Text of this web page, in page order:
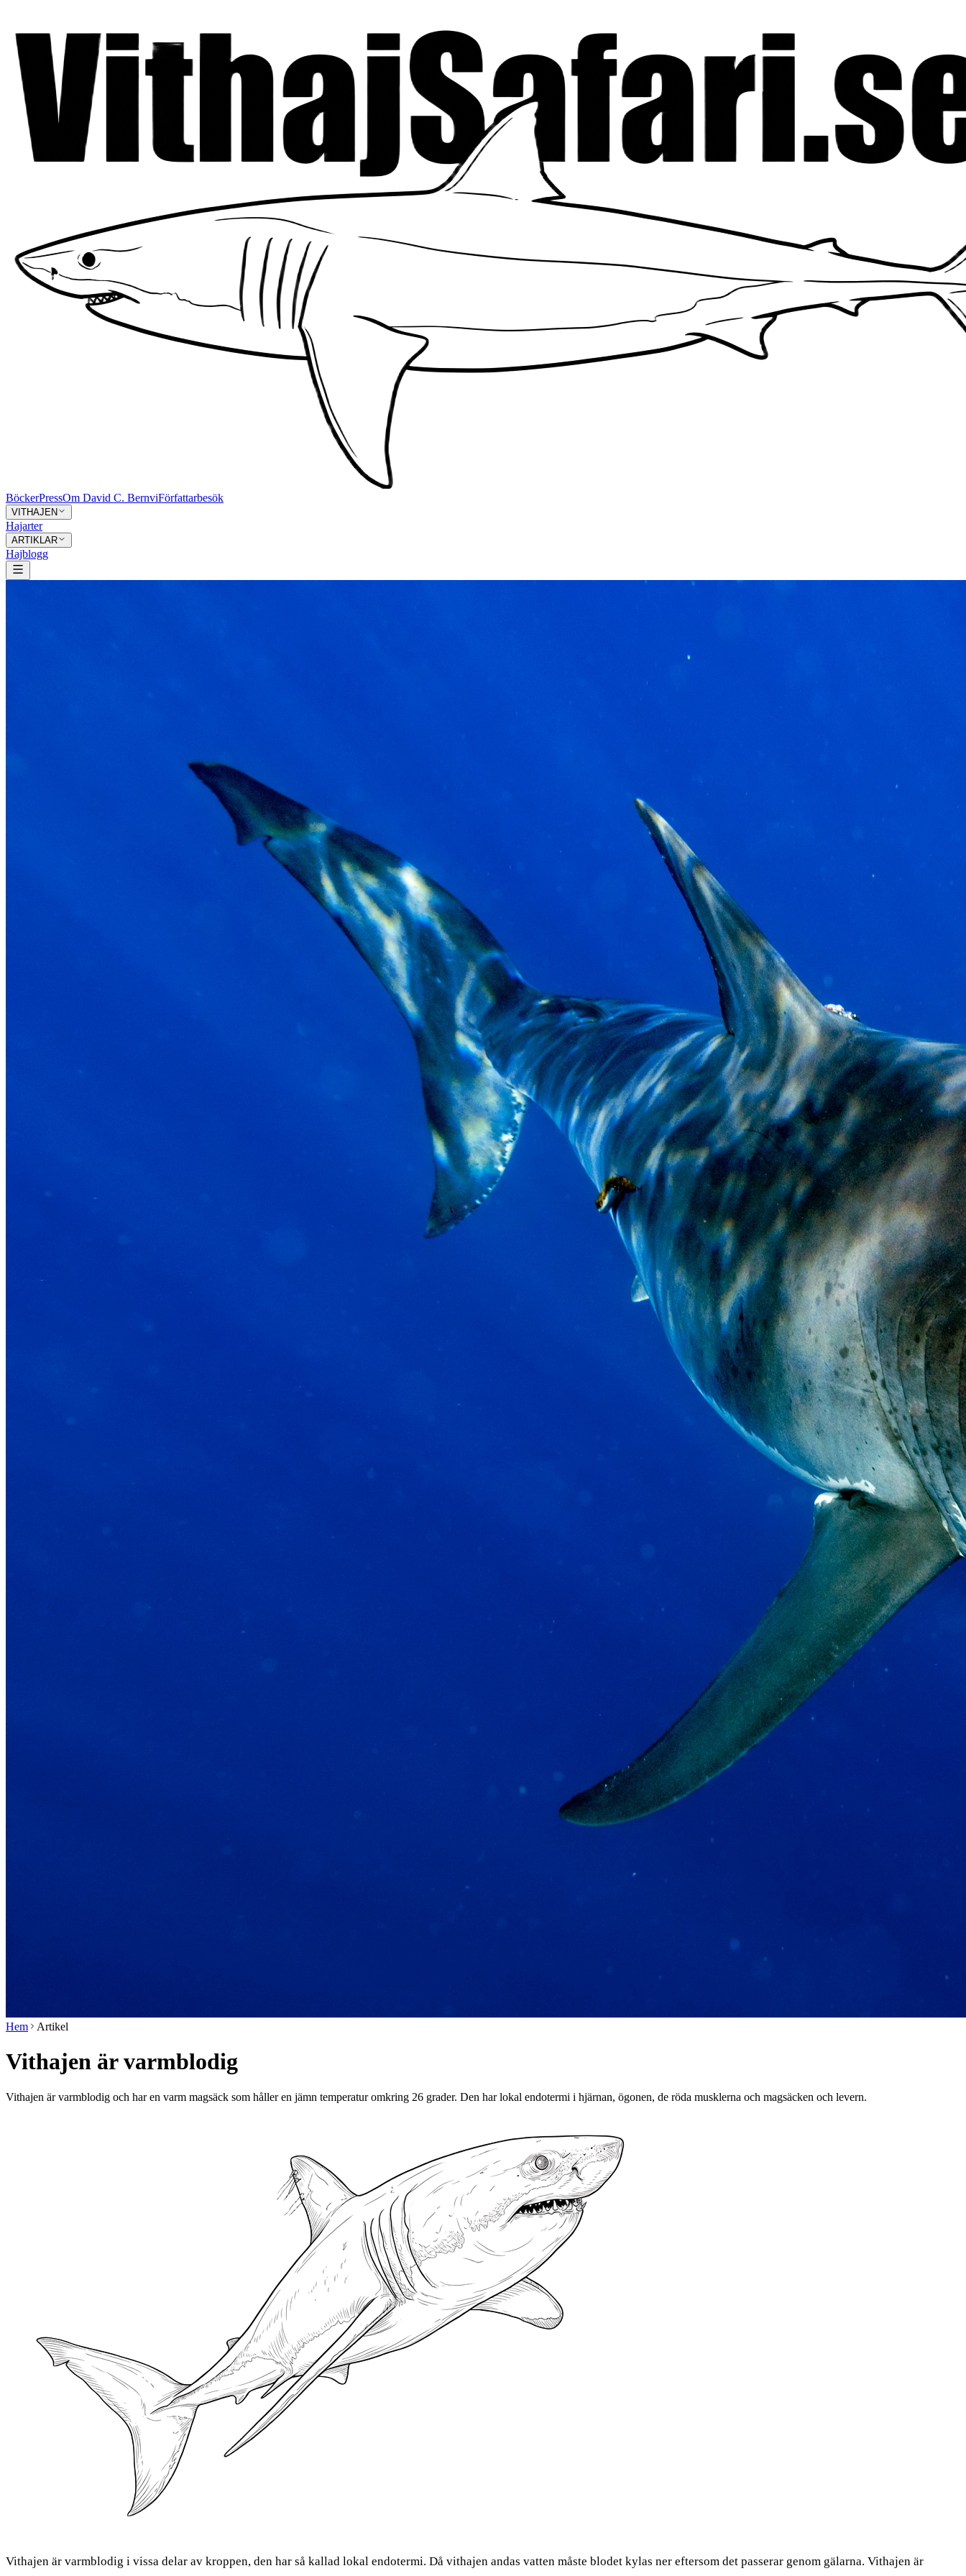
BöckerPressOm David C. BernviFörfattarbesök
VITHAJEN
Hajarter
ARTIKLAR
Hajblogg
Hem Artikel
Vithajen är varmblodig
Vithajen är varmblodig och har en varm magsäck som håller en jämn temperatur omkring 26 grader. Den har lokal endotermi i hjärnan, ögonen, de röda musklerna och magsäcken och levern.
Vithajen är varmblodig i vissa delar av kroppen, den har så kallad lokal endotermi. Då vithajen andas vatten måste blodet kylas ner eftersom det passerar genom gälarna. Vithajen är